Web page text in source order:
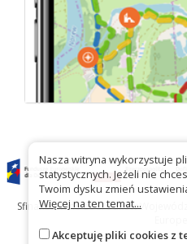
Sfinansowano ze środków
Nasza witryna wykorzystuje
statystycznych. Jeżeli nie
Twoim dysku zmień
Więcej na ten temat...
Akceptuję pliki cookies z